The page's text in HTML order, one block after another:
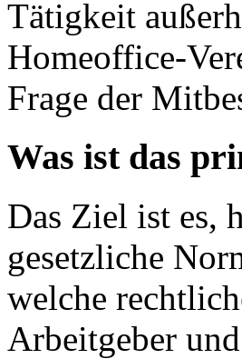
Tätigkeit
Homeoffice-
Frage der
Was ist das
Das Ziel ist es,
gesetzliche
welche
Arbeitgeber